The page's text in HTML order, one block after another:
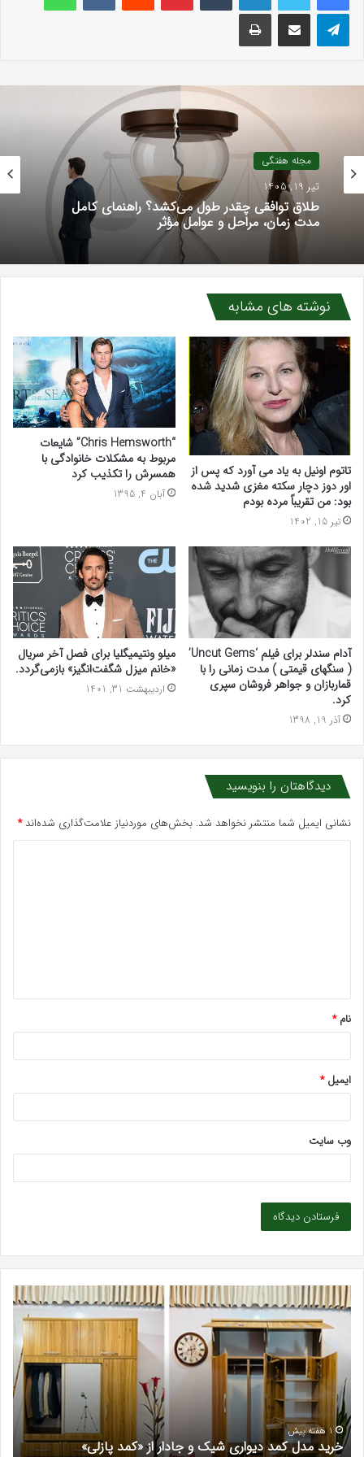
تلگرام اشتراک گذاری با ایمیل چاپ
مجله هفتگی
تیر 19, 1405
طلاق توافقی چقدر طول می‌کشد؟ راهنمای کامل
مدت زمان، مراحل و عوامل مؤثر
نوشته های مشابه
تاتوم اونیل به یاد می آورد که پس از
اور دوز دچار سکته مغزی شدید شده
بود: من تقریباً مرده بودم
تیر 15, 1402
“Chris Hemsworth” شایعات
مربوط به مشکلات خانوادگی با
همسرش را تکذیب کرد
آبان 4, 1395
آدام سندلر برای فیلم ‘Uncut Gems’
( سنگهای قیمتی ) مدت زمانی را با
قماربازان و جواهر فروشان سپری
کرد.
آذر 19, 1398
میلو ونتیمیگلیا برای فصل آخر سریال
«خانم میزل شگفت‌انگیز» بازمی‌گردد.
اردیبهشت 31, 1401
دیدگاهتان را بنویسید
نشانی ایمیل شما منتشر نخواهد شد. بخش‌های موردنیاز علامت‌گذاری شده‌اند*
*
نام*
ایمیل*
وب‌ سایت
خرید
مدل
دیواری
شیک
جادار
از
«کمد
پازلی»
1 هفته پیش
خرید مدل کمد دیواری شیک و جادار از «کمد پازلی»
در